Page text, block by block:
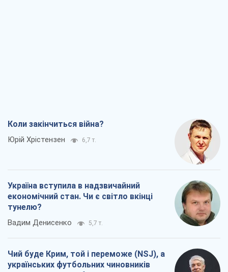
Коли закінчиться війна?
Юрій Хрістензен 6,7 т.
Україна вступила в надзвичайний
економічний стан. Чи є світло вкінці
тунелю?
Вадим Денисенко 5,7 т.
Чий буде Крим, той і переможе (NSJ), а
українських футбольних чиновників